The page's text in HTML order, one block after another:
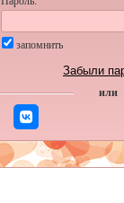
запомнить
Забыли
или